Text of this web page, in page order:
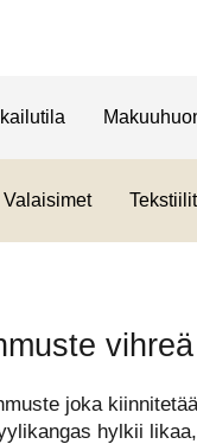
Valaisimet Tekstiilit
vihreä
joka
hylkii